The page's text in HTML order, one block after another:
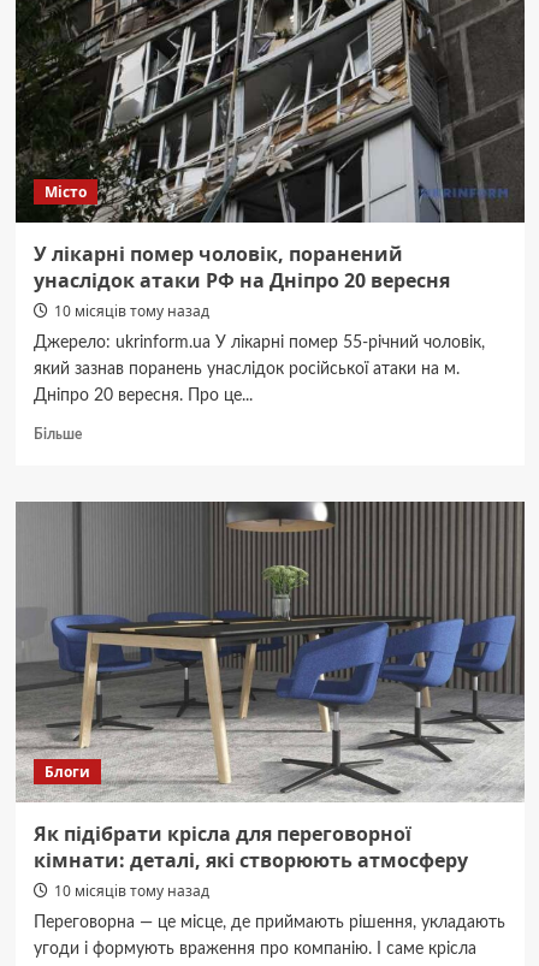
поранених
Місто
У лікарні помер чоловік, поранений
унаслідок атаки РФ на Дніпро 20 вересня
10 місяців тому назад
Джерело: ukrinform.ua У лікарні помер 55-річний чоловік,
який зазнав поранень унаслідок російської атаки на м.
Дніпро 20 вересня. Про це...
БільшеДокладніше
лікарні
атаки
РФ
на
Дніпро
20
вересня
Блоги
Як підібрати крісла для переговорної
кімнати: деталі, які створюють атмосферу
10 місяців тому назад
Переговорна — це місце, де приймають рішення, укладають
угоди і формують враження про компанію. І саме крісла